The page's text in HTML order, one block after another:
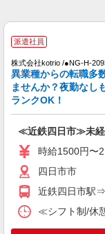
キープ
アスケア訪問入浴 四
看
町
業務委託
SOMPOヘルスサポ
派遣社員
株式会社kotrio /●NG-H-
異業種からの転職多
ませんか？夜勤なし
ランクOK！
≪近鉄四日市≫未経
時給1500円〜
四日市市
近鉄四日市駅
≪シフト制/休